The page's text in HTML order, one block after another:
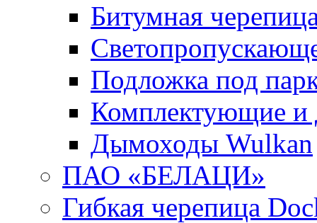
Битумная
Подложка под
Комплектующие и
Дымоходы Wulkan
ПАО «БЕЛАЦИ»
Гибкая черепица